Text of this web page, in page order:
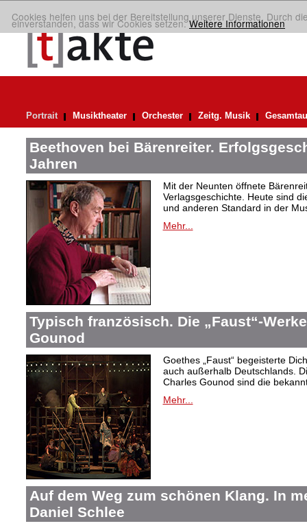
Cookies helfen uns bei der Bereitstellung unserer Dienste. Durch
einverstanden, dass wir Cookies setzen.Weitere Informationen
Portrait Musiktheater Orchester Zeitg. Musik
Beethoven bei Bärenreiter.
Jahren
Mit der Neunten öffnete
Verlagsgeschichte. Heute sind
und anderen Standard in der
Mehr...
Typisch französisch. Die „Faust“-
Gounod
Goethes „Faust“ begeisterte
auch außerhalb Deutschlands.
Charles Gounod sind die
Mehr...
Auf dem Weg zum schönen Klang. In
Daniel Schlee